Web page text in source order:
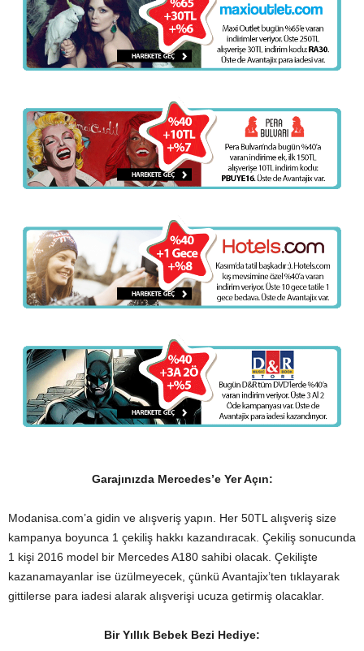
Garajınızda Mercedes’e Yer Açın:
Modanisa.com’a gidin ve alışveriş yapın. Her 50TL alışveriş size
kampanya boyunca 1 çekiliş hakkı kazandıracak. Çekiliş sonucunda
1 kişi 2016 model bir Mercedes A180 sahibi olacak. Çekilişte
kazanamayanlar ise üzülmeyecek, çünkü Avantajix’ten tıklayarak
gittilerse para iadesi alarak alışverişi ucuza getirmiş olacaklar.
Bir Yıllık Bebek Bezi Hediye: